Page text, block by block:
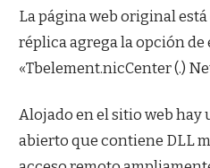
La página web original
réplica agrega la opción
«Tbelement.nicCenter (.)
Alojado en el sitio web hay
abierto que contiene DLL